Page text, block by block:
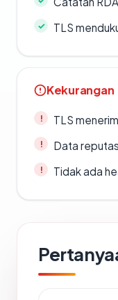
TLS
Kekurangan
TLS
Data
Tidak ada